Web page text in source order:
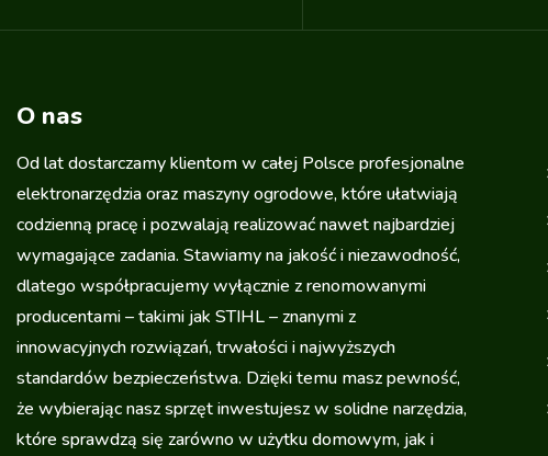
O nas
Od lat dostarczamy klientom w całej Polsce profesjonalne
elektronarzędzia oraz maszyny ogrodowe, które ułatwiają
codzienną pracę i pozwalają realizować nawet najbardziej
wymagające zadania. Stawiamy na jakość i niezawodność,
dlatego współpracujemy wyłącznie z renomowanymi
producentami – takimi jak STIHL – znanymi z
innowacyjnych rozwiązań, trwałości i najwyższych
standardów bezpieczeństwa. Dzięki temu masz pewność,
że wybierając nasz sprzęt inwestujesz w solidne narzędzia,
które sprawdzą się zarówno w użytku domowym, jak i